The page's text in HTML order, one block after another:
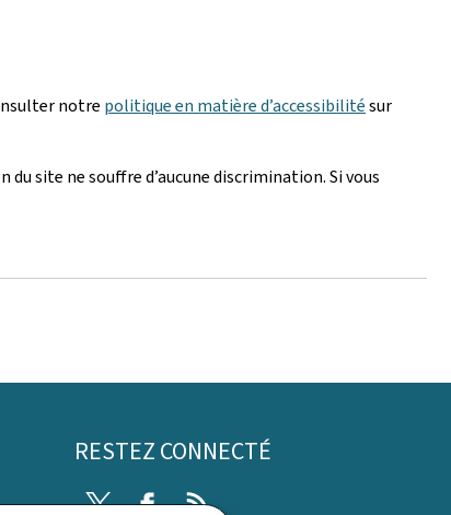
notre politique en matière d’accessibilitésur
site ne souffre d’aucune discrimination. Si vous
RESTEZ CONNECTÉ
TwitterFacebook
RSS